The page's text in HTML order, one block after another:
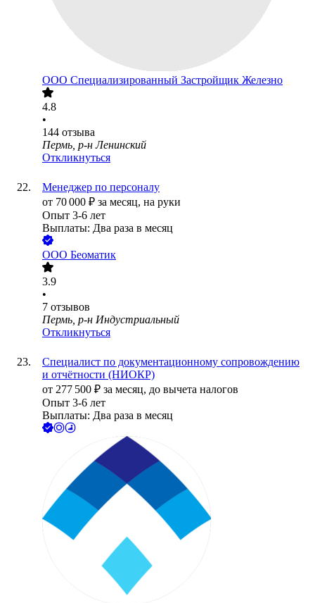
ООО Специализированный Застройщик Железно
4.8
•
144 отзыва
Пермь, р-н Ленинский
Откликнуться
Менеджер по персоналу
от 70 000 ₽ за месяц, на руки
Опыт 3-6 лет
Выплаты: Два раза в месяц
ООО Беоматик
3.9
•
7 отзывов
Пермь, р-н Индустриальный
Откликнуться
Специалист по документационному сопровождению
и отчётности (НИОКР)
от 277 500 ₽ за месяц, до вычета налогов
Опыт 3-6 лет
Выплаты: Два раза в месяц